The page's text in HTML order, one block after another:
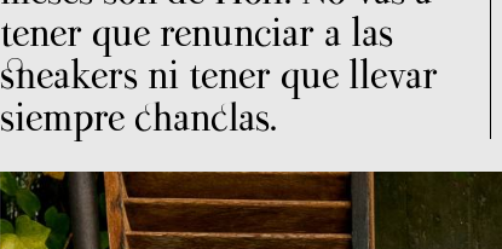
tener que renunciar a las
sneakers ni tener que llevar
siempre chanclas.